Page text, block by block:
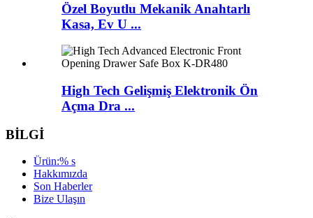
Özel Boyutlu Mekanik Anahtarlı
Kasa, Ev U ...
High Tech Gelişmiş Elektronik Ön
Açma Dra ...
BİLGİ
Ürün:% s
Hakkımızda
Son Haberler
Bize Ulaşın